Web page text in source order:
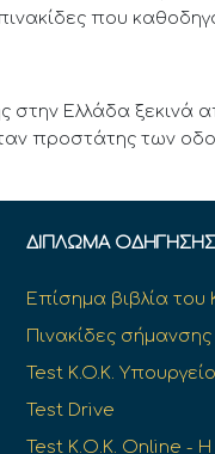
που
στην Ελλάδα ξεκινά
προστάτης των
ΔΊΠΛΩΜΑ ΟΔΉΓΗΣΗΣ
Επίσημα βιβλία του
Πινακίδες
Test K.O.K.
Test Drive
Test Κ.Ο.Κ. Online - Η